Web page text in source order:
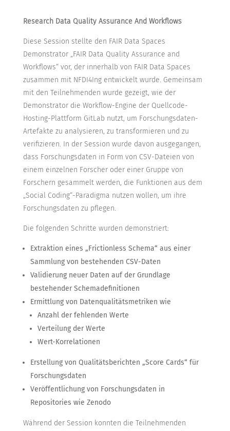
Research Data Quality Assurance And Workflows
Diese Session stellte den FAIR Data Spaces
Demonstrator „FAIR Data Quality Assurance and
Workflows“ vor, der innerhalb von FAIR Data Spaces
zusammen mit NFDI4Ing entwickelt wurde. Gemeinsam
mit den Teilnehmenden wurde gezeigt, wie der
Demonstrator die Workflow-Engine der Quellcode-
Hosting-Plattform GitLab nutzt, um Forschungsdaten-
Artefakte zu analysieren, zu transformieren und zu
verifizieren. In der Session wurde davon ausgegangen,
dass Forschungsdaten in Form von CSV-Dateien von
einem einzelnen Forscher oder einer Gruppe von
Forschern gesammelt werden, die Funktionen aus dem
„Social Coding“-Paradigma nutzen wollen, um ihre
Forschungsdaten zu pflegen.
Die folgenden Schritte wurden demonstriert:
Extraktion eines „Frictionless Schema“ aus einer
Sammlung von bestehenden CSV-Daten
Validierung neuer Daten auf der Grundlage
bestehender Schemadefinitionen
Ermittlung von Datenqualitätsmetriken wie
Anzahl der fehlenden Werte
Verteilung der Werte
Wert-Korrelationen
Erstellung von Qualitätsberichten „Score Cards“ für
Forschungsdaten
Veröffentlichung von Forschungsdaten in
Repositories wie Zenodo
Während der Session konnten die Teilnehmenden